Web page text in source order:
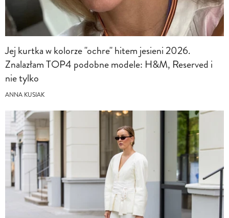
Jej kurtka w kolorze "ochre" hitem jesieni 2026.
Znalazłam TOP4 podobne modele: H&M, Reserved i
nie tylko
ANNA KUSIAK